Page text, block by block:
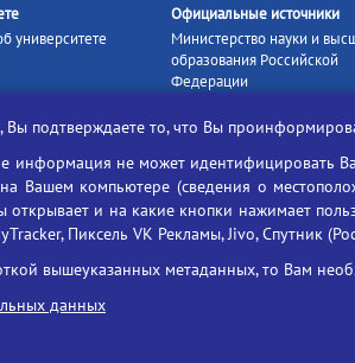
университете
работников
Официальные источники
Министерство науки и
образования Российской
Федерации
Портал «Российское
образование»
Единое окно
ресурсов
Единая коллекция
образовательных ресурсов
подтверждаете то, что Вы
не может идентифицировать
Вашем компьютере (сведения о
открывает и на какие кнопки нажимает
Пиксель VK Рекламы, Jivo, Спутник
вышеуказанных метаданных, то Вам
данных